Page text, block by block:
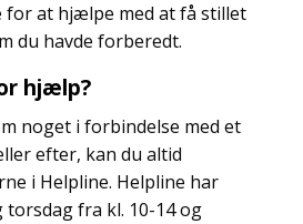
for at hjælpe med at få stillet
du havde forberedt.
hjælp?
noget i forbindelse med et
efter, kan du altid
i Helpline. Helpline har
torsdag fra kl. 10-14 og